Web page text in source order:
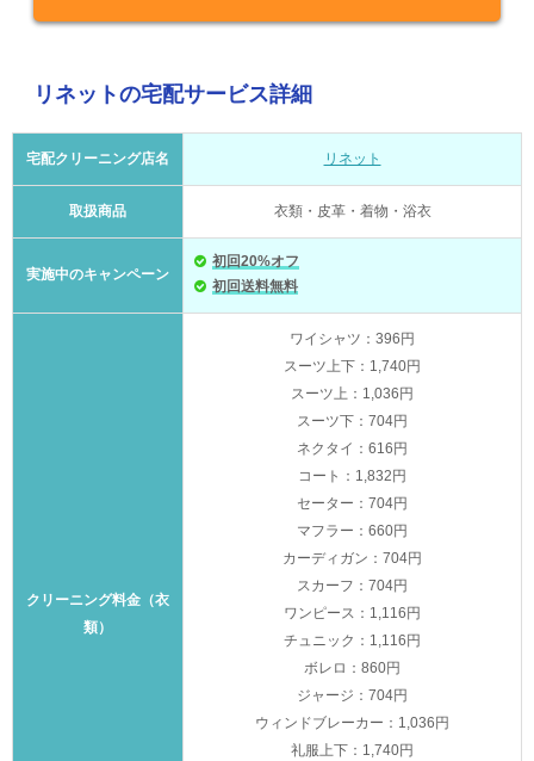
リネットの宅配サービス詳細
宅配クリーニング店名 リネット
取扱商品 衣類・皮革・着物・浴衣
実施中のキャンペーン
初回20%オフ
初回送料無料
クリーニング料金（衣
類）
ワイシャツ：396円
スーツ上下：1,740円
スーツ上：1,036円
スーツ下：704円
ネクタイ：616円
コート：1,832円
セーター：704円
マフラー：660円
カーディガン：704円
スカーフ：704円
ワンピース：1,116円
チュニック：1,116円
ボレロ：860円
ジャージ：704円
ウィンドブレーカー：1,036円
礼服上下：1,740円